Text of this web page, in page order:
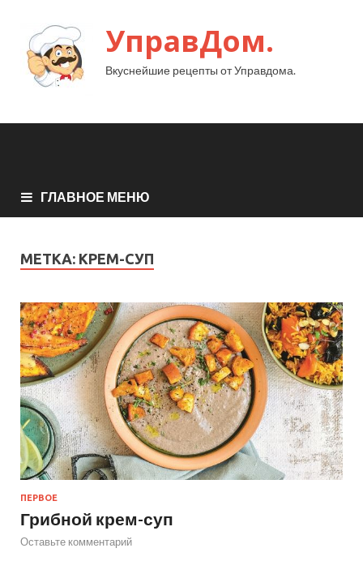
УправДом.
Вкуснейшие рецепты от Управдома.
ГЛАВНОЕ МЕНЮ
МЕТКА: КРЕМ-СУП
ПЕРВОЕ
Грибной крем-суп
Оставьте комментарий